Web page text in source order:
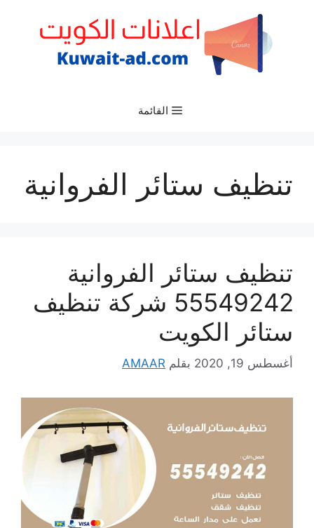
القائمة
تنظيف ستائر الفروانية
تنظيف ستائر الفروانية
55549242 شركة تنظيف
ستائر الكويت
أغسطس 19, 2020 بقلم AMAAR